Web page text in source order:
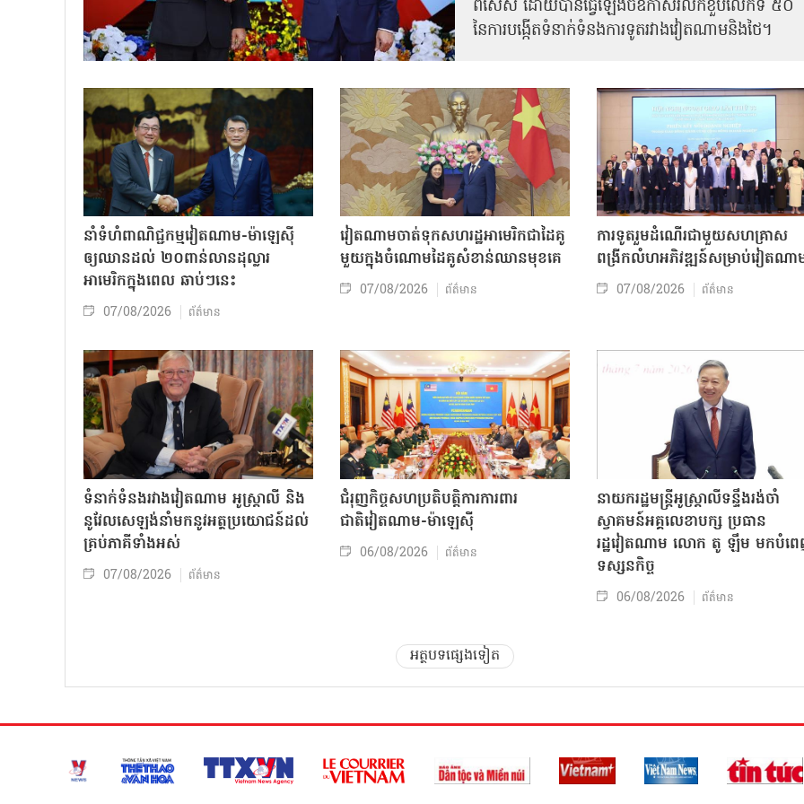
ពិសេស ដោយបានធ្វើឡើងចំឱកាសរំលឹកខួបលើកទី ៥០
នៃការបង្កើតទំនាក់ទំនងការទូតរវាងវៀតណាមនិងថៃ។
នាំទំហំពាណិជ្ជកម្មវៀតណាម-ម៉ាឡេស៊ី
ឲ្យឈានដល់ ២០ពាន់លានដុល្លារ
អាមេរិកក្នុងពេល ឆាប់ៗនេះ
07/08/2026 ព័ត៌មាន
វៀតណាមចាត់ទុកសហរដ្ឋអាមេរិកជាដៃគូ
មួយក្នុងចំណោមដៃគូសំខាន់ឈានមុខគេ
07/08/2026 ព័ត៌មាន
ការទូតរួមដំណើរជាមួយសហគ្រាស
ពង្រីកលំហអភិវឌ្ឍន៍សម្រាប់វៀតណា
07/08/2026 ព័ត៌មាន
ទំនាក់ទំនងរវាងវៀតណាម អូស្ត្រាលី និង
នូវែលសេឡង់នាំមកនូវអត្ថប្រយោជន៍ដល់
គ្រប់ភាគីទាំងអស់
07/08/2026 ព័ត៌មាន
ជំរុញកិច្ចសហប្រតិបត្តិការការពារ
ជាតិវៀតណាម-ម៉ាឡេស៊ី
06/08/2026 ព័ត៌មាន
នាយករដ្ឋមន្ត្រីអូស្ត្រាលីទន្ទឹងរង់ចាំ
ស្វាគមន៍អគ្គលេខាបក្ស ប្រធាន
រដ្ឋវៀតណាម លោក តូ ឡឹម មកបំព
ទស្សនកិច្ច
06/08/2026 ព័ត៌មាន
អត្ថបទផ្សេងទៀត